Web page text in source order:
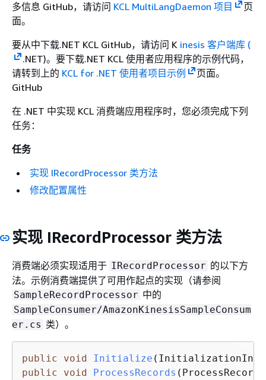
多信息 GitHub，请访问 KCL MultiLangDaemon 项目
页
面。
要从中下载.NET KCL GitHub，请访问 K inesis 客户端库 (
.NET)。要下载.NET KCL 使用者应用程序的示例代码，
请转到上的 KCL for .NET 使用者项目示例
页面。
GitHub
在 .NET 中实现 KCL 消费端应用程序时，您必须完成下列
任务：
任务
实现 IRecordProcessor 类方法
修改配置属性
实现 IRecordProcessor 类方法
消费端必须实现适用于 IRecordProcessor 的以下方
法。示例消费端提供了可用作起点的实现（请参阅
SampleRecordProcessor 中的
SampleConsumer/AmazonKinesisSampleConsum
er.cs 类）。
public void Initialize
public
void ProcessRecords